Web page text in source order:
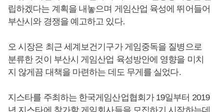
립하겠다는 계획을 내놓으며 게임산업 육성에 뛰어들어
부산시와 경쟁을 예고하고 있다.
오 시장은 최근 세계보건기구가 게임중독을 질병으로
분류한 것이 부산시 게임산업 육성방안에 영향을 미치
지 않게끔 대책을 마련하는 데도 무게를 실었다.
지스타를 주최하는 한국게임산업협회가 19일부터 2019